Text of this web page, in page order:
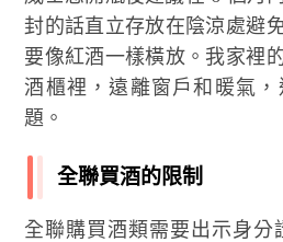
封的話直立存放在陰涼處避
要像紅酒一樣橫放。我家裡
酒櫃裡，遠離窗戶和暖氣
題。
全聯買酒的限制
全聯購買酒類需要出示身分